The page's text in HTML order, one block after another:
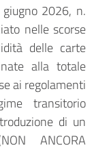
2026, n.
nelle scorse
delle carte
alla totale
ai regolamenti
transitorio
di un
ANCORA